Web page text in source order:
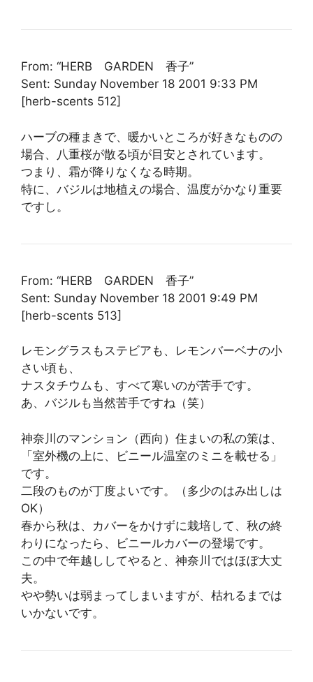
From: “HERB GARDEN 香子”
Sent: Sunday November 18 2001 9:33 PM
[herb-scents 512]
ハーブの種まきで、暖かいところが好きなものの
場合、八重桜が散る頃が目安とされています。
つまり、霜が降りなくなる時期。
特に、バジルは地植えの場合、温度がかなり重要
ですし。
From: “HERB GARDEN 香子”
Sent: Sunday November 18 2001 9:49 PM
[herb-scents 513]
レモングラスもステビアも、レモンバーベナの小
さい頃も、
ナスタチウムも、すべて寒いのが苦手です。
あ、バジルも当然苦手ですね（笑）
神奈川のマンション（西向）住まいの私の策は、
「室外機の上に、ビニール温室のミニを載せる」
です。
二段のものが丁度よいです。（多少のはみ出しは
OK）
春から秋は、カバーをかけずに栽培して、秋の終
わりになったら、ビニールカバーの登場です。
この中で年越ししてやると、神奈川ではほぼ大丈
夫。
やや勢いは弱まってしまいますが、枯れるまでは
いかないです。